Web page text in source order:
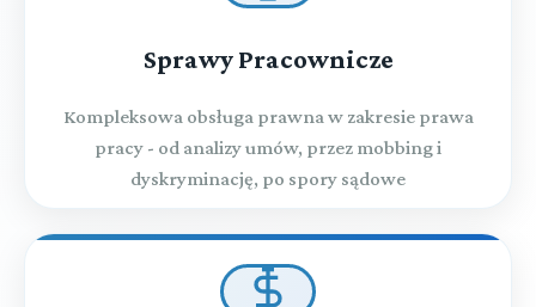
Sprawy Pracownicze
Kompleksowa obsługa prawna w zakresie prawa
pracy - od analizy umów, przez mobbing i
dyskryminację, po spory sądowe